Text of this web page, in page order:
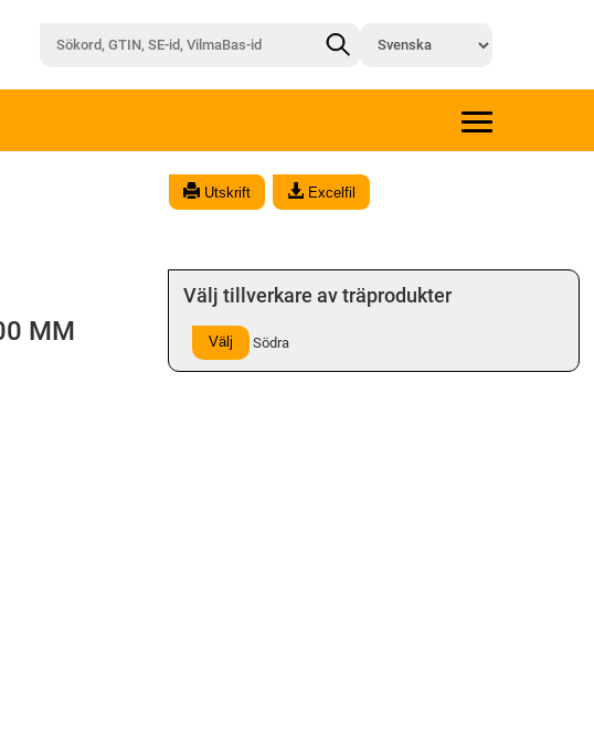
Utskrift Excelfil
MM
Välj tillverkare av träprodukter
Välj Södra